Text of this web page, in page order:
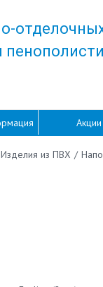
Акции
Изделия из ПВХ /